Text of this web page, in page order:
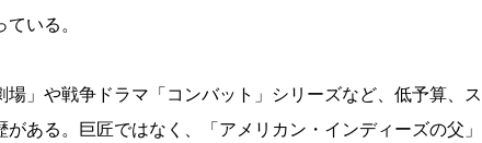
いる。
」や戦争ドラマ「コンバット」シリーズなど、低予算、ス
ある。巨匠ではなく、「アメリカン・インディーズの父」